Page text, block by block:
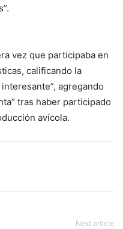
vez que participaba en
calificando la
agregando
tras haber participado
avícola.
Next article